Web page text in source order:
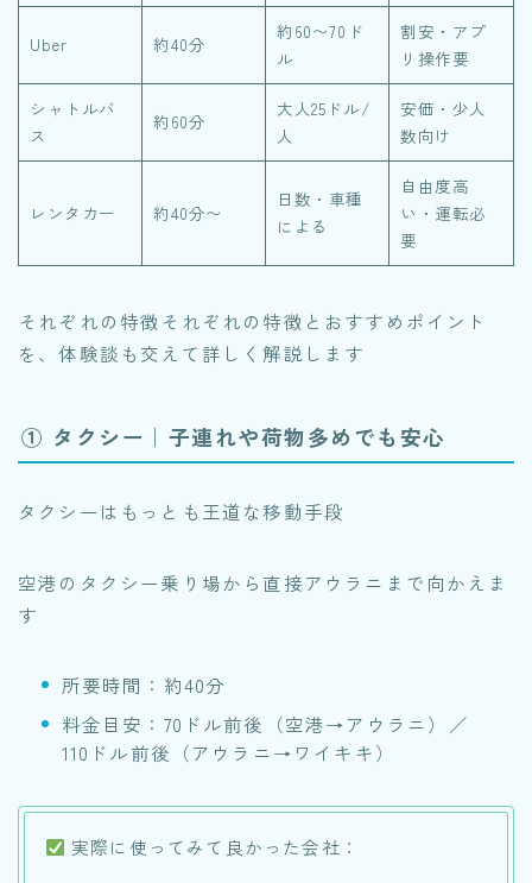
Uber 約40分
約60〜70ド
ル
割安・アプ
リ操作要
シャトルバ
ス
約60分
大人25ドル/
人
安価・少人
数向け
レンタカー 約40分〜
日数・車種
による
自由度高
い・運転必
要
それぞれの特徴それぞれの特徴とおすすめポイント
を、体験談も交えて詳しく解説します
① タクシー｜子連れや荷物多めでも安心
タクシーはもっとも王道な移動手段
空港のタクシー乗り場から直接アウラニまで向かえま
す
所要時間：約40分
料金目安：70ドル前後（空港→アウラニ）／
110ドル前後（アウラニ→ワイキキ）
実際に使ってみて良かった会社：